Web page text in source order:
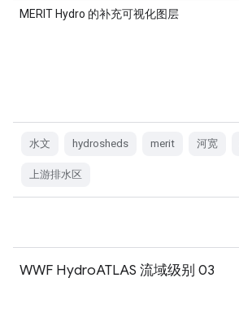
MERIT Hydro 的补充可视化图层
水文 hydrosheds merit 河宽
上游排水区
WWF HydroATLAS 流域级别 03